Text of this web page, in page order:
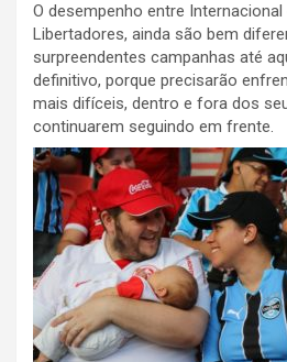
O desempenho entre
Libertadores, ainda são bem
surpreendentes campanhas até
definitivo, porque precisarão
mais difíceis, dentro e fora dos
continuarem seguindo em frente.